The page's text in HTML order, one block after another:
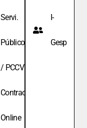
Servi.
Públicos
/ PCCV
Contracheque
Online
I-
Gesp